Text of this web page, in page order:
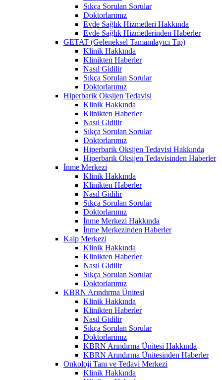
Sıkça Sorulan Sorular
Doktorlarımız
Evde Sağlık Hizmetleri Hakkında
Evde Sağlık Hizmetlerinden Haberler
GETAT (Geleneksel Tamamlayıcı Tıp)
Klinik Hakkında
Klinikten Haberler
Nasıl Gidilir
Sıkça Sorulan Sorular
Doktorlarımız
Hiperbarik Oksijen Tedavisi
Klinik Hakkında
Klinikten Haberler
Nasıl Gidilir
Sıkça Sorulan Sorular
Doktorlarımız
Hiperbarik Oksijen Tedavisi Hakkında
Hiperbarik Oksijen Tedavisinden Haberler
İnme Merkezi
Klinik Hakkında
Klinikten Haberler
Nasıl Gidilir
Sıkça Sorulan Sorular
Doktorlarımız
İnme Merkezi Hakkında
İnme Merkezinden Haberler
Kalp Merkezi
Klinik Hakkında
Klinikten Haberler
Nasıl Gidilir
Sıkça Sorulan Sorular
Doktorlarımız
KBRN Arındırma Ünitesi
Klinik Hakkında
Klinikten Haberler
Nasıl Gidilir
Sıkça Sorulan Sorular
Doktorlarımız
KBRN Arındırma Ünitesi Hakkında
KBRN Arındırma Ünitesinden Haberler
Onkoloji Tanı ve Tedavi Merkezi
Klinik Hakkında